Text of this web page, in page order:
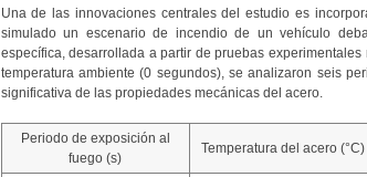
Una de las innovaciones centrales del estudio es
simulado un escenario de incendio de un vehículo
específica, desarrollada a partir de pruebas
temperatura ambiente (0 segundos), se analizaron seis
significativa de las propiedades mecánicas del acero.
Periodo de exposición al
fuego (s)
Temperatura del acero (°C)